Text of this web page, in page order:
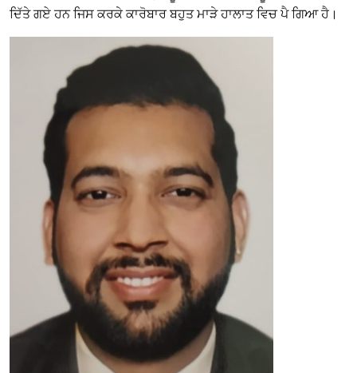
ਦਿੱਤੇ ਗਏ ਹਨ ਜਿਸ ਕਰਕੇ ਕਾਰੋਬਾਰ ਬਹੁਤ ਮਾੜੇ ਹਾਲਾਤ ਵਿਚ ਪੈ ਗਿਆ ਹੈ।